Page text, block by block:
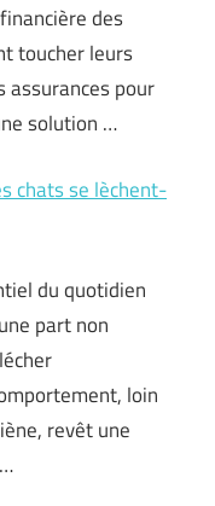
des
toucher leurs
assurances pour
solution …
chats se lèchent-
du quotidien
part non
loin
revêt une